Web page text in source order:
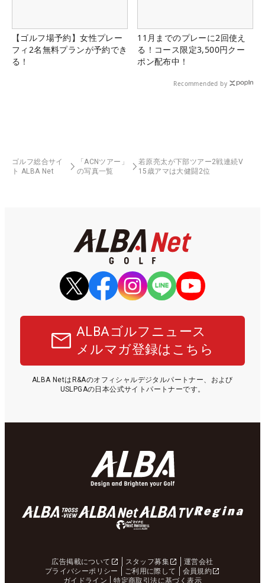
【ゴルフ場予約】女性プレー
フィ2名無料プランが予約でき
る！
11月までのプレーに2回使え
る！コース限定3,500円クー
ポン配布中！
Recommended by
ゴルフ総合サイ
ト ALBA Net
「ACNツアー」
の写真一覧
若原亮太が下部ツアー2戦連続V
15歳アマは大健闘2位
ALBAゴルフニュース
メルマガ登録はこちら
ALBA NetはR&Aのオフィシャルデジタルパートナー、および
USLPGAの日本公式サイトパートナーです。
広告掲載について スタッフ募集
運営会社
プライバシーポリシー
ご利用に際して
会員規約
ガイドライン
特定商取引法に基づく表示